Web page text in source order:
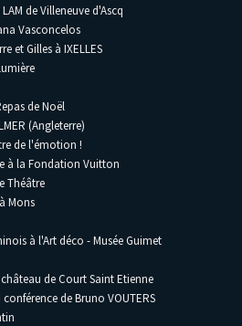
de Villeneuve d'Ascq
Vasconcelos
et Gilles à IXELLES
de Noël
(Angleterre)
de l'émotion !
à la Fondation Vuitton
Théâtre
Mons
à l'Art déco - Musée Guimet
de Court Saint Etienne
de Bruno VOUTERS